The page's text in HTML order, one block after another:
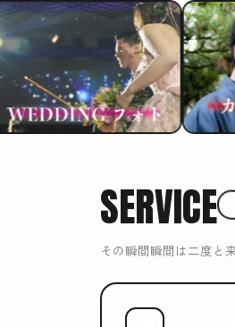
SERVICE
その瞬間瞬間は二度と